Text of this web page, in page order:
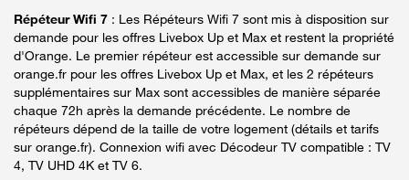
Répéteur Wifi 7 : Les Répéteurs Wifi 7 sont mis à disposition sur
demande pour les offres Livebox Up et Max et restent la propriété
d'Orange. Le premier répéteur est accessible sur demande sur
orange.fr pour les offres Livebox Up et Max, et les 2 répéteurs
supplémentaires sur Max sont accessibles de manière séparée
chaque 72h après la demande précédente. Le nombre de
répéteurs dépend de la taille de votre logement (détails et tarifs
sur orange.fr). Connexion wifi avec Décodeur TV compatible : TV
4, TV UHD 4K et TV 6.